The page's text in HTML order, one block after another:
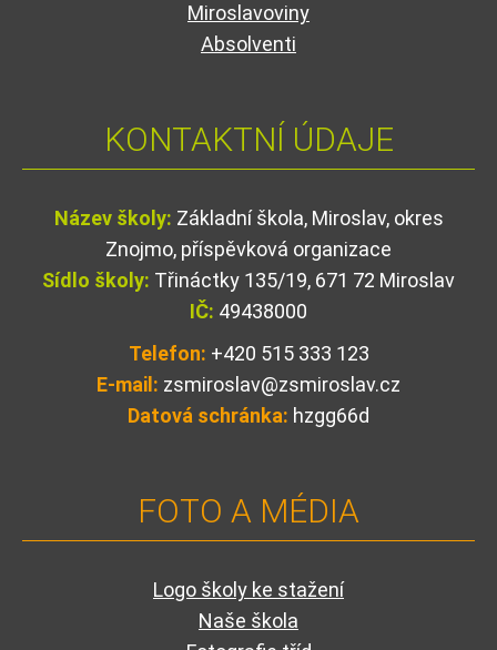
Miroslavoviny
Absolventi
KONTAKTNÍ ÚDAJE
Název školy: Základní škola, Miroslav, okres
Znojmo, příspěvková organizace
Sídlo školy: Třináctky 135/19, 671 72 Miroslav
IČ: 49438000
Telefon: +420 515 333 123
E-mail: zsmiroslav@zsmiroslav.cz
Datová schránka: hzgg66d
FOTO A MÉDIA
Logo školy ke stažení
Naše škola